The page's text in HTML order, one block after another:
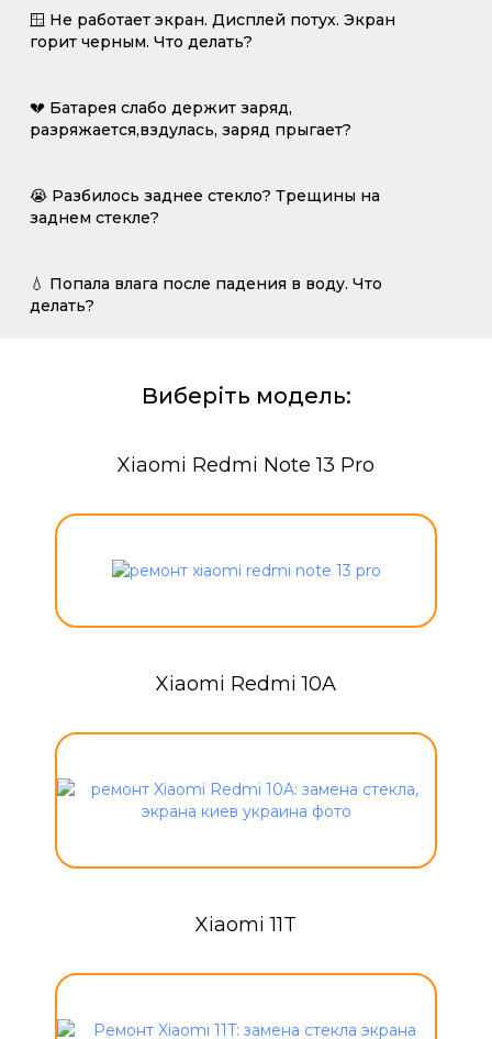
🪟 Не работает экран. Дисплей потух. Экран
горит черным. Что делать?
💔 Батарея слабо держит заряд,
разряжается,вздулась, заряд прыгает?
😭 Разбилось заднее стекло? Трещины на
заднем стекле?
💧 Попала влага после падения в воду. Что
делать?
Виберіть модель:
Xiaomi Redmi Note 13 Pro
Xiaomi Redmi 10A
Xiaomi 11T